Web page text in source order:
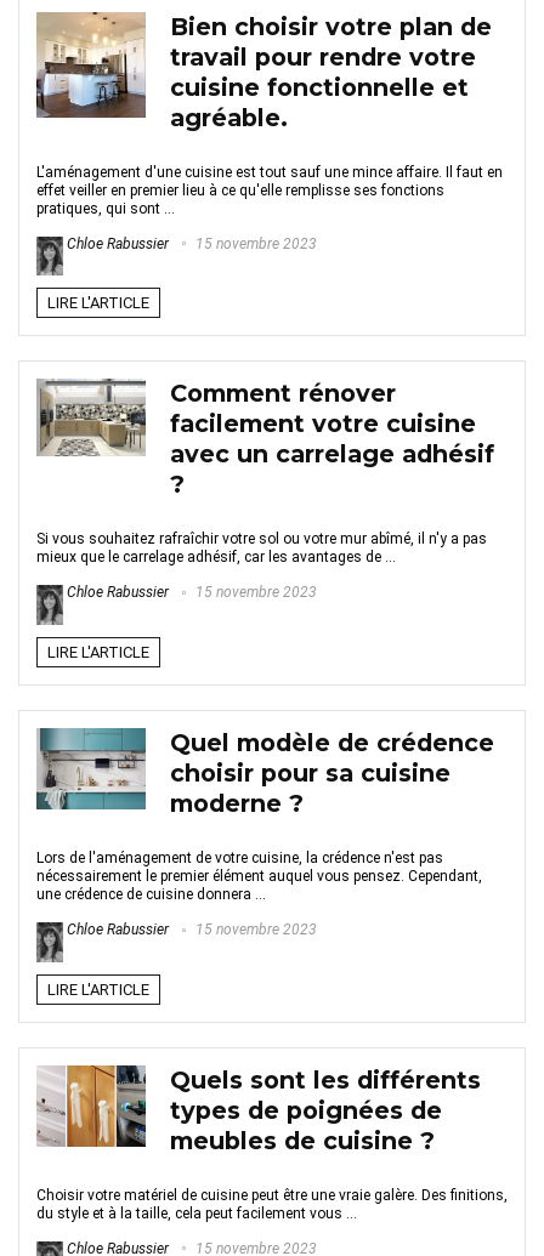
Bien choisir votre plan de
travail pour rendre votre
cuisine fonctionnelle et
agréable.
L'aménagement d'une cuisine est tout sauf une mince affaire. Il faut en
effet veiller en premier lieu à ce qu'elle remplisse ses fonctions
pratiques, qui sont ...
Chloe Rabussier 15 novembre 2023
LIRE L'ARTICLE
Comment rénover
facilement votre cuisine
avec un carrelage adhésif
?
Si vous souhaitez rafraîchir votre sol ou votre mur abîmé, il n'y a pas
mieux que le carrelage adhésif, car les avantages de ...
Chloe Rabussier 15 novembre 2023
LIRE L'ARTICLE
Quel modèle de crédence
choisir pour sa cuisine
moderne ?
Lors de l'aménagement de votre cuisine, la crédence n'est pas
nécessairement le premier élément auquel vous pensez. Cependant,
une crédence de cuisine donnera ...
Chloe Rabussier 15 novembre 2023
LIRE L'ARTICLE
Quels sont les différents
types de poignées de
meubles de cuisine ?
Choisir votre matériel de cuisine peut être une vraie galère. Des finitions,
du style et à la taille, cela peut facilement vous ...
Chloe Rabussier 15 novembre 2023